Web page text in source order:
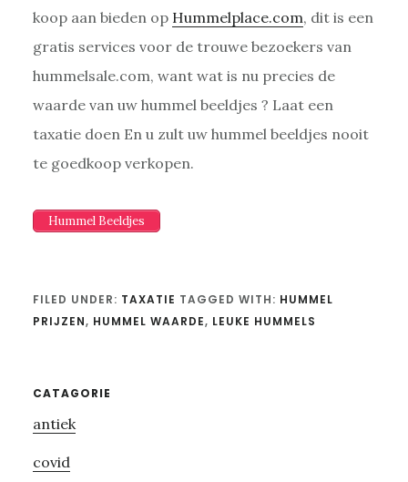
koop aan bieden op Hummelplace.com, dit is een
gratis services voor de trouwe bezoekers van
hummelsale.com, want wat is nu precies de
waarde van uw hummel beeldjes ? Laat een
taxatie doen En u zult uw hummel beeldjes nooit
te goedkoop verkopen.
Hummel Beeldjes
FILED UNDER: TAXATIE TAGGED WITH: HUMMEL
PRIJZEN, HUMMEL WAARDE, LEUKE HUMMELS
Primary
Sidebar
CATAGORIE
antiek
covid